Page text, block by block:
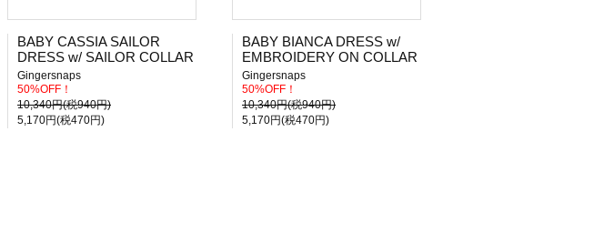
BABY CASSIA SAILOR
DRESS w/ SAILOR COLLAR
Gingersnaps
50%OFF！
10,340円(税940円)
5,170円(税470円)
BABY BIANCA DRESS w/
EMBROIDERY ON COLLAR
Gingersnaps
50%OFF！
10,340円(税940円)
5,170円(税470円)